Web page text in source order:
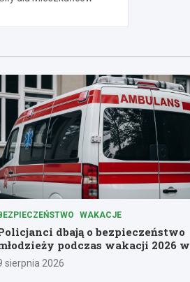
WAKACJE
dbają o bezpieczeństwo
podczas wakacji 2026 w
sierpnia 2026